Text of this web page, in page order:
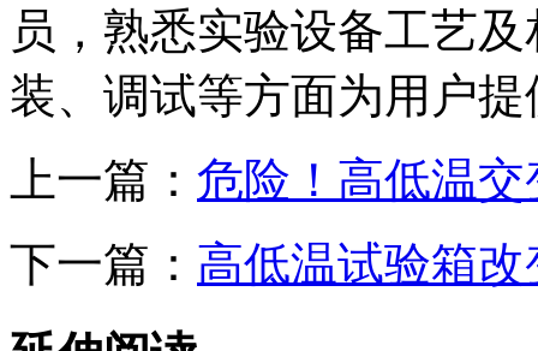
员，熟悉实验设备工艺
装、调试等方面为用户
上一篇： 危险！高低温
下一篇： 高低温试验箱